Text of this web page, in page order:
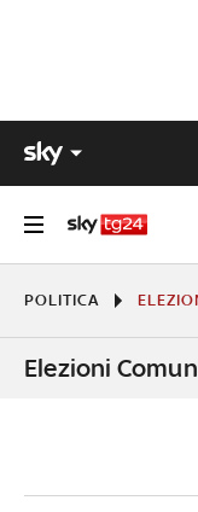
POLITICA
Elezioni